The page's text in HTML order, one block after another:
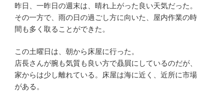
昨日、一昨日の週末は、晴れ上がった良い天気だった。
その一方で、雨の日の過ごし方に向いた、屋内作業の時
間も多く取ることができた。
この土曜日は、朝から床屋に行った。
店長さんが腕も気質も良い方で贔屓にしているのだが、
家からは少し離れている。床屋は海に近く、近所に市場
がある。